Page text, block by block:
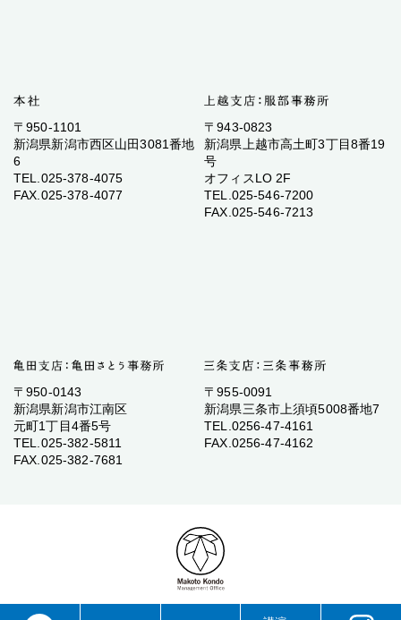
〒950-1101
新潟県新潟市西区山田3081番地
6
TEL.025-378-4075
FAX.025-378-4077
〒943-0823
新潟県上越市高土町3丁目8番19
号
オフィスLO 2F
TEL.025-546-7200
FAX.025-546-7213
〒950-0143
新潟県新潟市江南区
元町1丁目4番5号
TEL.025-382-5811
FAX.025-382-7681
〒955-0091
新潟県三条市上須頃5008番地7
TEL.0256-47-4161
FAX.0256-47-4162